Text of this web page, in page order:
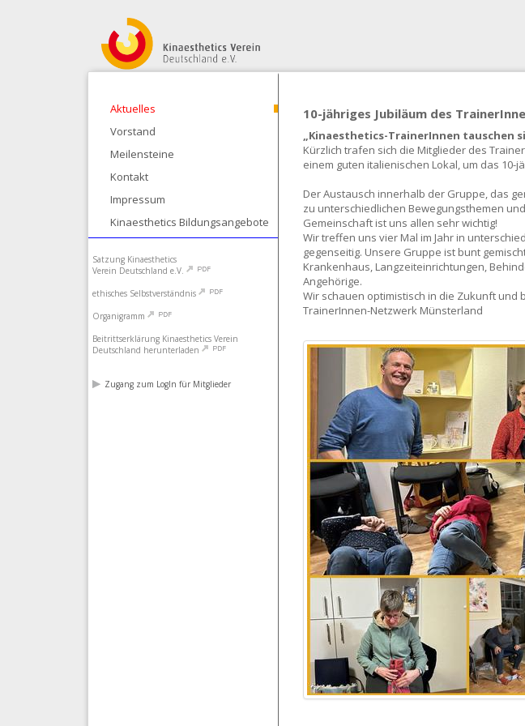
Aktuelles
Vorstand
Meilensteine
Kontakt
Impressum
Kinaesthetics Bildungsangebote
Satzung Kinaesthetics
Verein Deutschland e.V.
ethisches Selbstverständnis
Organigramm
Beitrittserklärung Kinaesthetics Verein
Deutschland herunterladen
Zugang zum LogIn für Mitglieder
10-jähriges Jubiläum des
„Kinaesthetics-TrainerInnen tauschen
Kürzlich trafen sich die Mitglieder des
einem guten italienischen Lokal, um das
Der Austausch innerhalb der Gruppe, das
zu unterschiedlichen Bewegungsthemen
Gemeinschaft ist uns allen sehr wichtig!
Wir treffen uns vier Mal im Jahr in
gegenseitig. Unsere Gruppe ist bunt
Krankenhaus, Langzeiteinrichtungen,
Angehörige.
Wir schauen optimistisch in die Zukunft und
TrainerInnen-Netzwerk Münsterland